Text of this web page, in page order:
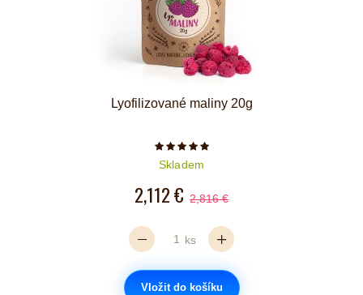
Lyofilizované maliny 20g
Počet hvězdiček je 5 z 5
Skladem
2,112 € 2,816 €
ks
Vložit do košíku